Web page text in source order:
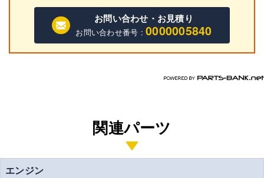
お問い合わせ・お見積り
お問い合わせ番号 :0000005840
関連パーツ
エンジン